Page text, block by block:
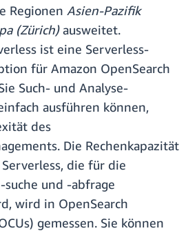
Regionen Asien-Pazifik
(Zürich)ausweitet.
ist eine Serverless-
für Amazon OpenSearch
Such- und Analyse-
ausführen können,
des
Die Rechenkapazität
die für die
suche und -abfrage
wird in OpenSearch
gemessen. Sie können